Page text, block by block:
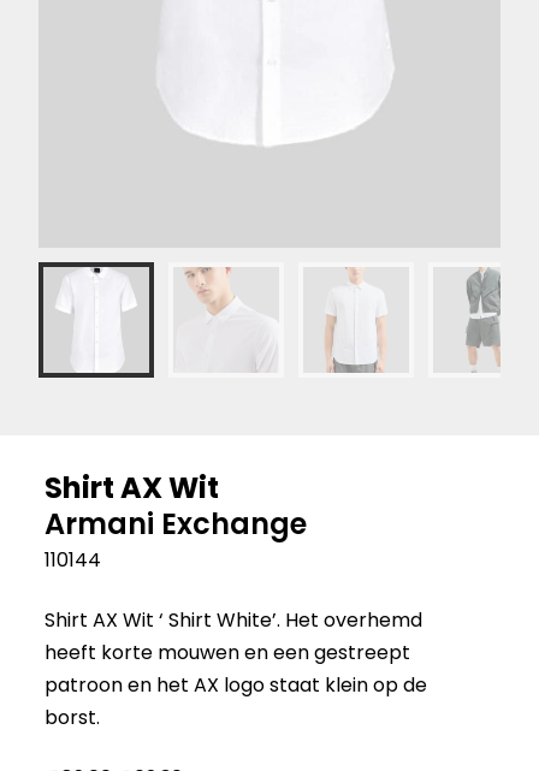
Shirt AX Wit
Armani Exchange
110144
Shirt AX Wit ‘ Shirt White’. Het overhemd
heeft korte mouwen en een gestreept
patroon en het AX logo staat klein op de
borst.